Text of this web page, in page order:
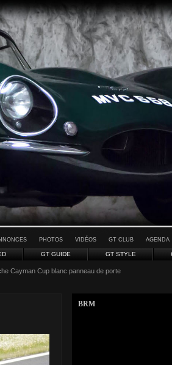
PHOTOS VIDÉOS GT CLUB AGENDA
GT GUIDE GT STYLE
Cayman Cup blanc panneau de porte
BRM